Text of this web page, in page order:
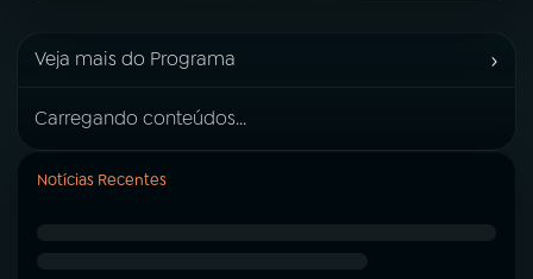
Veja mais do Programa ›
Carregando conteúdos...
Notícias Recentes